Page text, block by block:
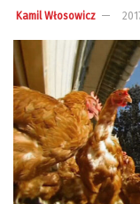
Kamil Włosowicz